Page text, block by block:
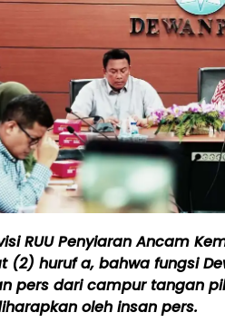
RUU Penyiaran Ancam
(2) huruf a, bahwa fungsi
pers dari campur tangan
oleh insan pers.